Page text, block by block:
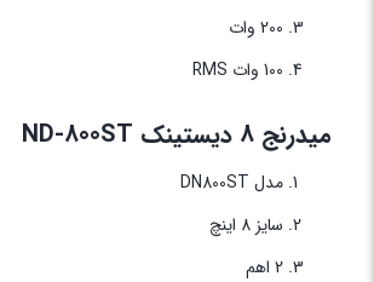
200 وات
100 وات RMS
میدرنج 8 دیستینک ND-800ST
مدل DN800ST
سایز 8 اینچ
2 اهم